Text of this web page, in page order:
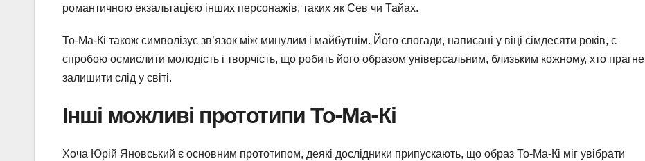
романтичною екзальтацією інших персонажів, таких як Сев чи Тайах.
То-Ма-Кі також символізує зв’язок між минулим і майбутнім. Його спогади, написані у віці сімдесяти років, є
спробою осмислити молодість і творчість, що робить його образом універсальним, близьким кожному, хто прагне
залишити слід у світі.
Інші можливі прототипи То-Ма-Кі
Хоча Юрій Яновський є основним прототипом, деякі дослідники припускають, що образ То-Ма-Кі міг увібрати